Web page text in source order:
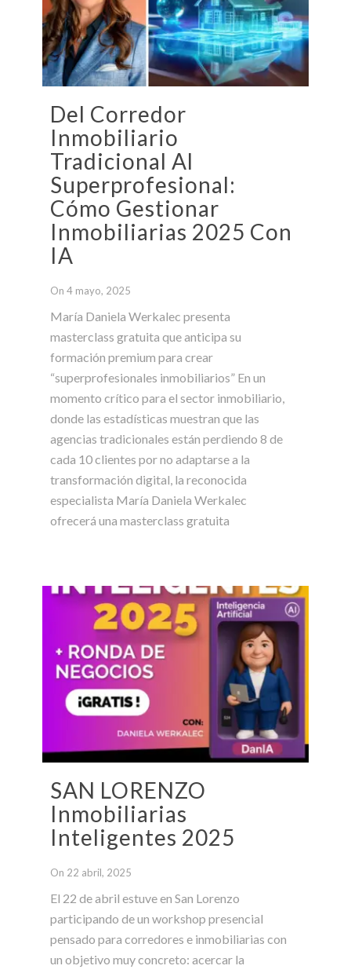
Del Corredor
Inmobiliario
Tradicional Al
Superprofesional:
Cómo Gestionar
Inmobiliarias 2025 Con
IA
On 4 mayo, 2025
María Daniela Werkalec presenta
masterclass gratuita que anticipa su
formación premium para crear
“superprofesionales inmobiliarios” En un
momento crítico para el sector inmobiliario,
donde las estadísticas muestran que las
agencias tradicionales están perdiendo 8 de
cada 10 clientes por no adaptarse a la
transformación digital, la reconocida
especialista María Daniela Werkalec
ofrecerá una masterclass gratuita
SAN LORENZO
Inmobiliarias
Inteligentes 2025
On 22 abril, 2025
El 22 de abril estuve en San Lorenzo
participando de un workshop presencial
pensado para corredores e inmobiliarias con
un objetivo muy concreto: acercar la